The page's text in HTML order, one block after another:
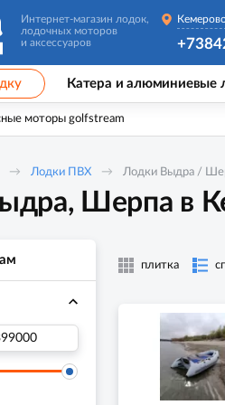
Интернет-магазин лодок,
лодочных моторов
и аксессуаров
Катера и алюминиевые
моторы golfstream
Лодки ПВХ Лодки Выдра /
Шерпа в
плитка